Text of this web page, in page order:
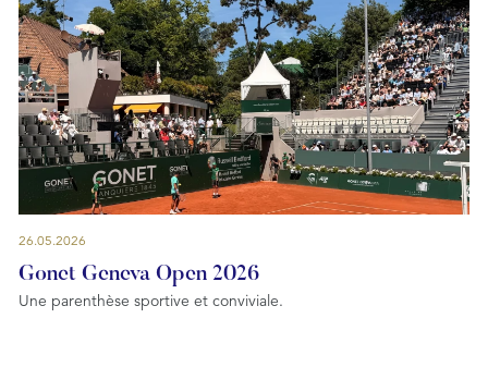
26.05.2026
Gonet Geneva Open 2026
Une parenthèse sportive et conviviale.